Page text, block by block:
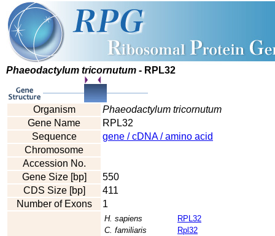
Phaeodactylum tricornutum - RPL32
Organism
Phaeodactylum tricornutum
Gene Name
RPL32
Sequence
gene / cDNA / amino acid
Chromosome
Accession No.
Gene Size [bp]
550
CDS Size [bp]
411
Number of Exons
1
H. sapiens
RPL32
C. familiaris
Rpl32